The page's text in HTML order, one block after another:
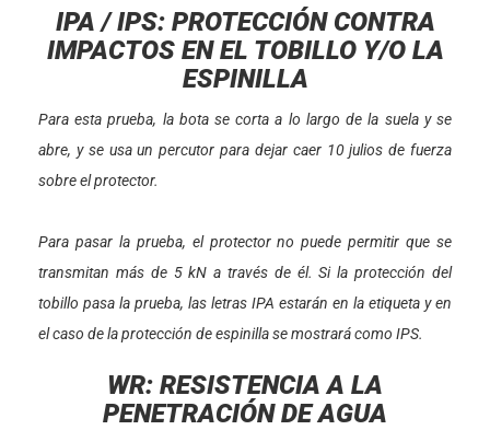
IPA / IPS: PROTECCIÓN CONTRA
IMPACTOS EN EL TOBILLO Y/O LA
ESPINILLA
Para esta prueba, la bota se corta a lo largo de la suela y se
abre, y se usa un percutor para dejar caer 10 julios de fuerza
sobre el protector.
Para pasar la prueba, el protector no puede permitir que se
transmitan más de 5 kN a través de él. Si la protección del
tobillo pasa la prueba, las letras IPA estarán en la etiqueta y en
el caso de la protección de espinilla se mostrará como IPS.
WR: RESISTENCIA A LA
PENETRACIÓN DE AGUA